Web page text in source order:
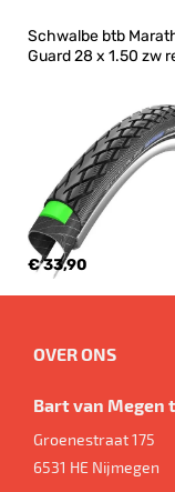
Schwalbe btb
Guard 28 x 1.50 zw
€ 33,90
OVER ONS
Bart van Megen
Groenestraat 175
6531 HE Nijmegen